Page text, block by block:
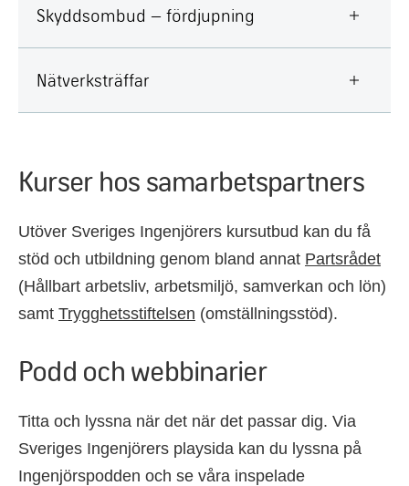
Skyddsombud – fördjupning
Nätverksträffar
Kurser hos samarbetspartners
Utöver Sveriges Ingenjörers kursutbud kan du få
stöd och utbildning genom bland annat Partsrådet
(Hållbart arbetsliv, arbetsmiljö, samverkan och lön)
samt Trygghetsstiftelsen (omställningsstöd).
Podd och webbinarier
Titta och lyssna när det när det passar dig. Via
Sveriges Ingenjörers playsida kan du lyssna på
Ingenjörspodden och se våra inspelade